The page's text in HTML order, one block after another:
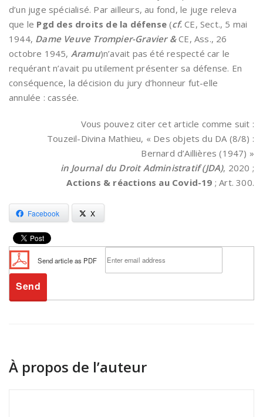
d’un juge spécialisé. Par ailleurs, au fond, le juge releva
que le Pgd des droits de la défense (cf.CE, Sect., 5 mai
1944, Dame Veuve Trompier-Gravier &CE, Ass., 26
octobre 1945, Aramu)n’avait pas été respecté car le
requérant n’avait pu utilement présenter sa défense. En
conséquence, la décision du jury d’honneur fut-elle
annulée : cassée.
Vous pouvez citer cet article comme suit :
Touzeil-Divina Mathieu, « Des objets du DA (8/8) :
Bernard d’Aillières (1947) »
in Journal du Droit Administratif (JDA), 2020 ;
Actions & réactions au Covid-19 ; Art. 300.
Facebook X
Send article as PDF
À propos de l’auteur